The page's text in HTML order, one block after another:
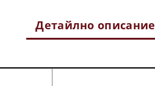
Детайлно описание